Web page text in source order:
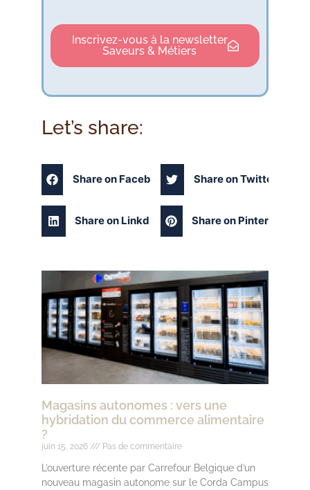
Inscrivez-vous à la newsletter
Saveurs & Métiers
Let’s share:
Share on Facebook Share on Twitter
Share on Linkdin Share on Pinterest
Magasins autonomes : vers une
hybridation du commerce alimentaire
?
juin 15, 2026 Pas de commentaire
L’ouverture récente par Carrefour Belgique d’un
nouveau magasin autonome sur le Corda Campus